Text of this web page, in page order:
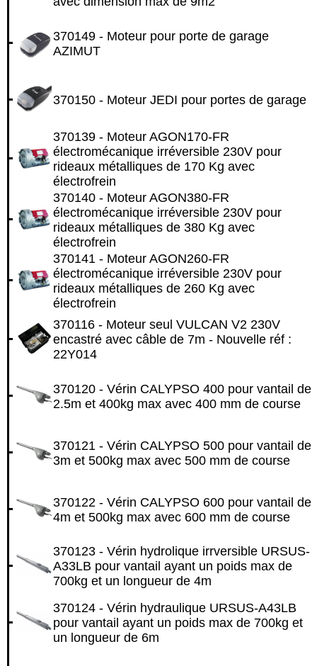
370149 - Moteur pour porte de garage
AZIMUT
370150 - Moteur JEDI pour portes de garage
370139 - Moteur AGON170-FR
électromécanique irréversible 230V pour
rideaux métalliques de 170 Kg avec
électrofrein
370140 - Moteur AGON380-FR
électromécanique irréversible 230V pour
rideaux métalliques de 380 Kg avec
électrofrein
370141 - Moteur AGON260-FR
électromécanique irréversible 230V pour
rideaux métalliques de 260 Kg avec
électrofrein
370116 - Moteur seul VULCAN V2 230V
encastré avec câble de 7m - Nouvelle réf :
22Y014
370120 - Vérin CALYPSO 400 pour vantail de
2.5m et 400kg max avec 400 mm de course
370121 - Vérin CALYPSO 500 pour vantail de
3m et 500kg max avec 500 mm de course
370122 - Vérin CALYPSO 600 pour vantail de
4m et 500kg max avec 600 mm de course
370123 - Vérin hydrolique irrversible URSUS-
A33LB pour vantail ayant un poids max de
700kg et un longueur de 4m
370124 - Vérin hydraulique URSUS-A43LB
pour vantail ayant un poids max de 700kg et
un longueur de 6m